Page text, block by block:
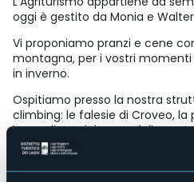
oggi è gestito da Monia e
Vi proponiamo pranzi e cene
montagna, per i vostri
in inverno.
Ospitiamo presso la nostra
climbing: le falesie di Croveo, la
immediate vicinanze della
punto ideale per gli scalatori
trovarsi a breve distanza dalle